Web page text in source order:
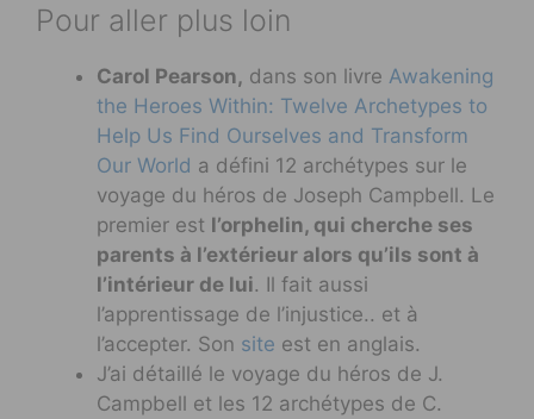
Pour aller plus loin
Carol Pearson, dans son livre Awakening
the Heroes Within: Twelve Archetypes to
Help Us Find Ourselves and Transform
Our World a défini 12 archétypes sur le
voyage du héros de Joseph Campbell. Le
premier est l’orphelin, qui cherche ses
parents à l’extérieur alors qu’ils sont à
l’intérieur de lui. Il fait aussi
l’apprentissage de l’injustice.. et à
l’accepter. Son site est en anglais.
J’ai détaillé le voyage du héros de J.
Campbell et les 12 archétypes de C.